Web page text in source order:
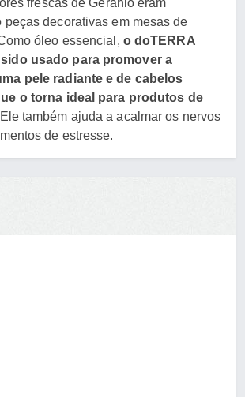
frescas de Gerânio eram
peças decorativas em mesas de
óleo essencial, o doTERRA
usado para promover a
pele radiante e de cabelos
o torna ideal para produtos de
Ele também ajuda a acalmar os nervos
de estresse.